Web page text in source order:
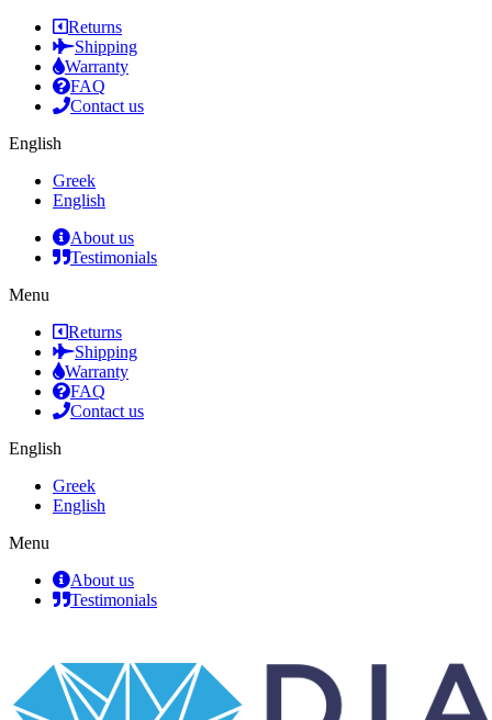
Returns
Shipping
Warranty
FAQ
Contact us
English
Greek
English
About us
Testimonials
Menu
Returns
Shipping
Warranty
FAQ
Contact us
English
Greek
English
Menu
About us
Testimonials